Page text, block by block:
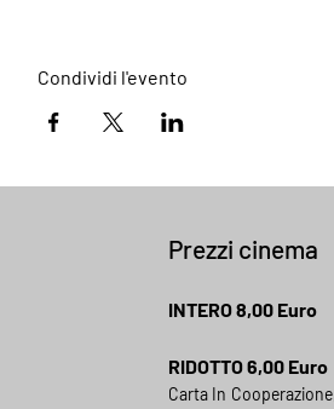
Condividi l'evento
Prezzi cinema
INTERO 8,00 Euro
RIDOTTO 6,00 Euro
Carta In